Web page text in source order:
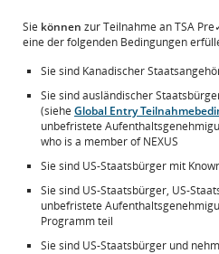
Sie können zur Teilnahme an TSA
eine der folgenden Bedingungen
Sie sind Kanadischer
Sie sind ausländischer
(siehe Global Entry
unbefristete
who is a member of NEXUS
Sie sind US-Staatsbürger mit
Sie sind US-Staatsbürger, US-
unbefristete
Programm teil
Sie sind US-Staatsbürger und